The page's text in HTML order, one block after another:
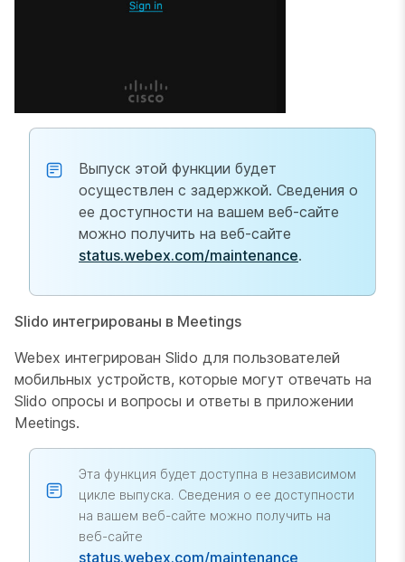
Выпуск этой функции будет
осуществлен с задержкой. Сведения о
ее доступности на вашем веб-сайте
можно получить на веб-сайте
status.webex.com/maintenance.
Slido интегрированы в Meetings
Webex интегрирован Slido для пользователей
мобильных устройств, которые могут отвечать на
Slido опросы и вопросы и ответы в приложении
Meetings.
Эта функция будет доступна в независимом
цикле выпуска. Сведения о ее доступности
на вашем веб-сайте можно получить на
веб-сайте
status.webex.com/maintenance